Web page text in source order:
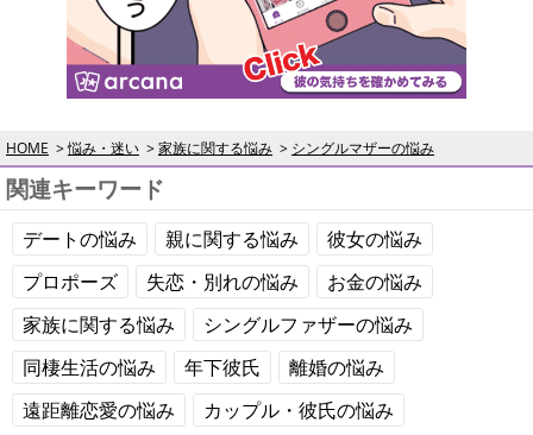
HOME 悩み・迷い 家族に関する悩み シングルマザーの悩み
関連キーワード
デートの悩み 親に関する悩み
彼女の悩み
プロポーズ
失恋・別れの悩み
お金の悩み
家族に関する悩み
シングルファザーの悩み
同棲生活の悩み
年下彼氏
離婚の悩み
遠距離恋愛の悩み
カップル・彼氏の悩み